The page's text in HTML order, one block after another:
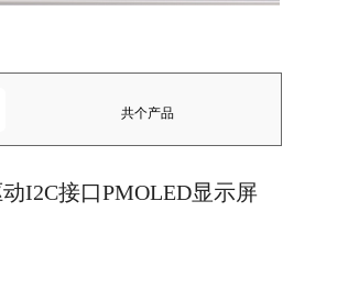
共个产品
I2C接口PMOLED显示屏